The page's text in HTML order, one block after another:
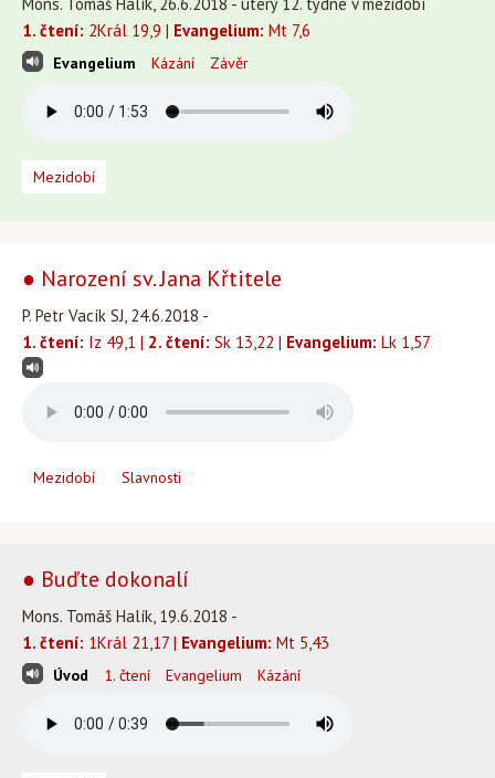
1. čtení: 2Král 19,9 | Evangelium: Mt 7,6
Evangelium Kázání Závěr
Mezidobí
● Narození sv. Jana Křtitele
P. Petr Vacík SJ, 24.6.2018 -
1. čtení: Iz 49,1 | 2. čtení: Sk 13,22 | Evangelium: Lk 1,57
Mezidobí Slavnosti
● Buďte dokonalí
Mons. Tomáš Halík, 19.6.2018 -
1. čtení: 1Král 21,17 | Evangelium: Mt 5,43
Úvod 1. čtení Evangelium Kázání